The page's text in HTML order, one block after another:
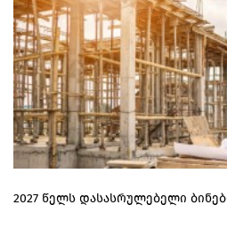
2027 წელს დასასრულებელი